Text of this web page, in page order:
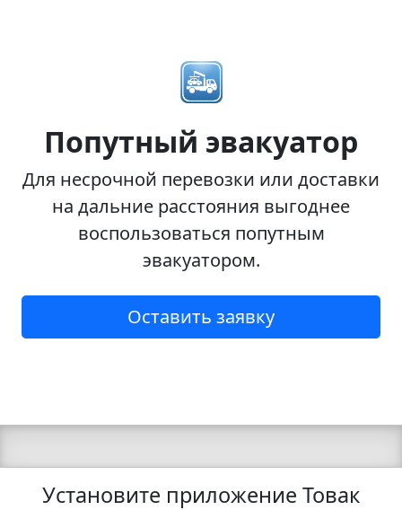
Попутный эвакуатор
Для несрочной перевозки или доставки
на дальние расстояния выгоднее
воспользоваться попутным
эвакуатором.
Оставить заявку
Установите приложение Товак